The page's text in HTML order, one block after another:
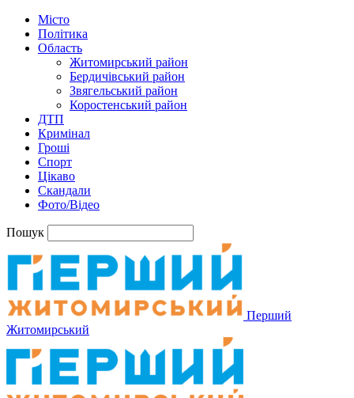
Місто
Політика
Область
Житомирський район
Бердичівський район
Звягельський район
Коростенський район
ДТП
Кримінал
Гроші
Спорт
Цікаво
Скандали
Фото/Відео
Пошук
Перший
Житомирський